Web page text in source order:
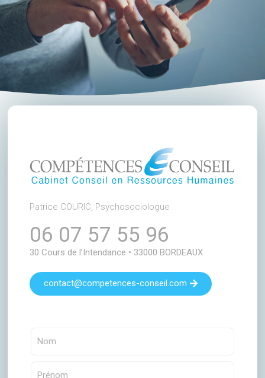
Patrice COURIC, Psychosociologue
06 07 57 55 96
30 Cours de l’Intendance • 33000 BORDEAUX
contact@competences-conseil.com